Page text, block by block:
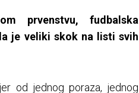
prvenstvu, fudbalska
je veliki skok na listi svih
od jednog poraza, jednog